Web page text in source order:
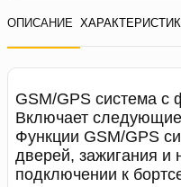
ОПИСАНИЕ
GSM/GPS система с
Включает
Функции GSM/GPS
дверей, зажигания и
подключении к